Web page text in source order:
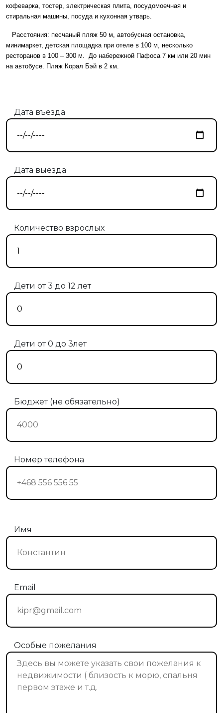
кофеварка, тостер, электрическая плита, посудомоечная и
стиральная машины, посуда и кухонная утварь.
Расстояния: песчаный пляж 50 м, автобусная остановка,
минимаркет, детская площадка при отеле в 100 м, несколько
ресторанов в 100 – 300 м. До набережной Пафоса 7 км или 20 мин
на автобусе. Пляж Корал Бэй в 2 км.
Дата въезда
Дата выезда
Количество взрослых
Дети от 3 до 12 лет
Дети от 0 до 3лет
Бюджет (не обязательно)
Номер телефона
Имя
Email
Особые пожелания